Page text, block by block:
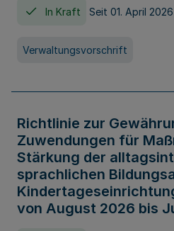
In Kraft Seit 01. April 2026
Verwaltungsvorschrift
Richtlinie zur
Zuwendungen für
Stärkung der
sprachlichen
von August 2026 bis